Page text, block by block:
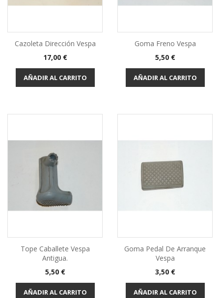
Cazoleta Dirección Vespa
Precio
17,00 €
AÑADIR AL CARRITO
Goma Freno Vespa
Precio
5,50 €
AÑADIR AL CARRITO
Tope Caballete Vespa
Antigua.
Precio
5,50 €
AÑADIR AL CARRITO
Goma Pedal De Arranque
Vespa
Precio
3,50 €
AÑADIR AL CARRITO